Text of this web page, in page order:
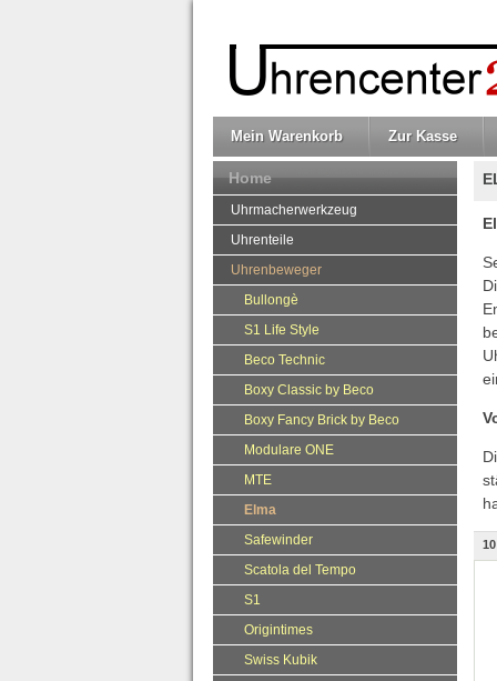
Mein Warenkorb Zur Kasse
Home
Uhrmacherwerkzeug
Uhrenteile
Uhrenbeweger
Bullongè
S1 Life Style
Beco Technic
Boxy Classic by Beco
Boxy Fancy Brick by Beco
Modulare ONE
MTE
Elma
Safewinder
Scatola del Tempo
S1
Origintimes
Swiss Kubik